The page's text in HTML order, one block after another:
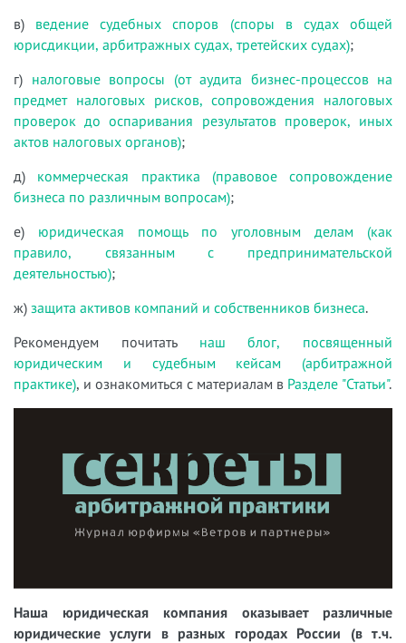
в) ведение судебных споров (споры в судах общей
юрисдикции, арбитражных судах, третейских судах);
г) налоговые вопросы (от аудита бизнес-процессов на
предмет налоговых рисков, сопровождения налоговых
проверок до оспаривания результатов проверок, иных
актов налоговых органов);
д) коммерческая практика (правовое сопровождение
бизнеса по различным вопросам);
е) юридическая помощь по уголовным делам (как
правило, связанным с предпринимательской
деятельностью);
ж) защита активов компаний и собственников бизнеса.
Рекомендуем почитать наш блог, посвященный
юридическим и судебным кейсам (арбитражной
практике), и ознакомиться с материалам в Разделе "Статьи".
Наша юридическая компания оказывает различные
юридические услуги в разных городах России (в т.ч.